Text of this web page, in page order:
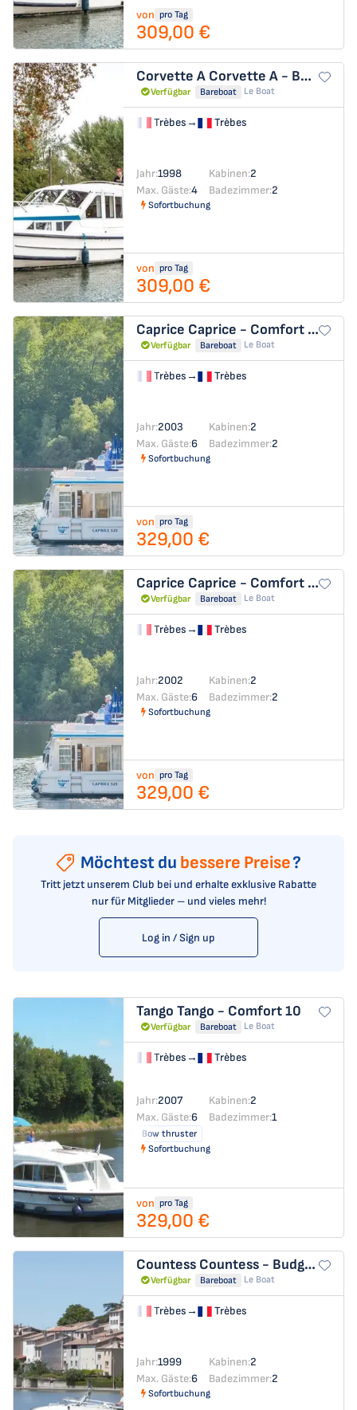
von pro Tag
309,00 €
Corvette A Corvette A - Budget 7
Verfügbar Bareboat Le Boat
Trèbes→ Trèbes
Jahr:1998 Kabinen:2
Max. Gäste:4 Badezimmer:2
Sofortbuchung
von pro Tag
309,00 €
Caprice Caprice - Comfort 34
Verfügbar Bareboat Le Boat
Trèbes→ Trèbes
Jahr:2003 Kabinen:2
Max. Gäste:6 Badezimmer:2
Sofortbuchung
von pro Tag
329,00 €
Caprice Caprice - Comfort 43
Verfügbar Bareboat Le Boat
Trèbes→ Trèbes
Jahr:2002 Kabinen:2
Max. Gäste:6 Badezimmer:2
Sofortbuchung
von pro Tag
329,00 €
Möchtest du bessere Preise?
Tritt jetzt unserem Club bei und erhalte exklusive Rabatte
nur für Mitglieder – und vieles mehr!
Log in / Sign up
Tango Tango - Comfort 10
Verfügbar Bareboat Le Boat
Trèbes→ Trèbes
Jahr:2007 Kabinen:2
Max. Gäste:6 Badezimmer:1
Bow thruster
Sofortbuchung
von pro Tag
329,00 €
Countess Countess - Budget 4
Verfügbar Bareboat Le Boat
Trèbes→ Trèbes
Jahr:1999 Kabinen:2
Max. Gäste:6 Badezimmer:2
Sofortbuchung